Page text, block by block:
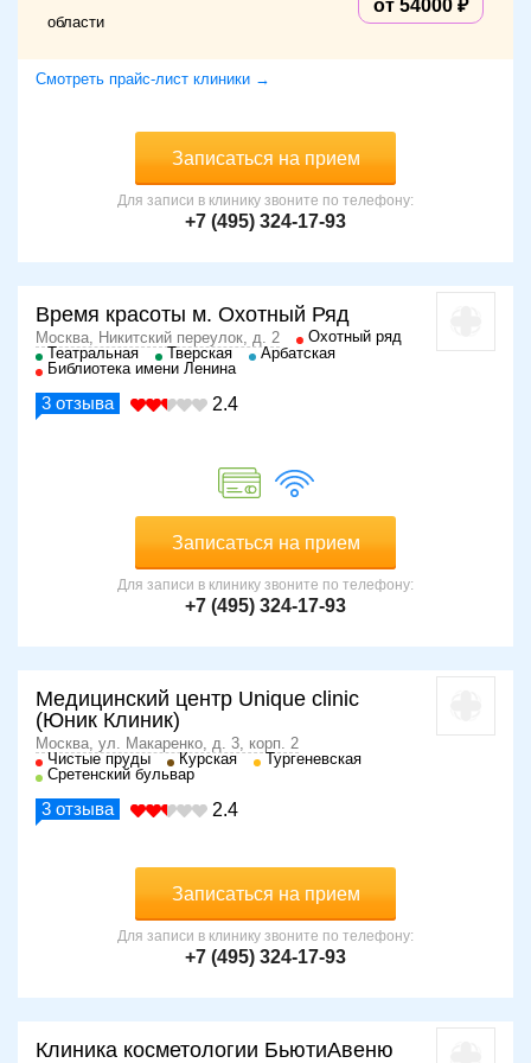
способствуют улучшению качества и омоложению кожи
нежным, увлажненным, в меньшей степени подвергается
Основные показания
Биоревитализация глаз показана при следующих
состояниях кожного покрова:
наличие мелких морщин;
темные круги под глазами;
нарушения пигментации.
Инъекции гиалуроновой кислоты могут также
травматичным косметологическим процедурам —
Как подготовиться к процедуре
Подготовка к курсу биоревитализации включает
обязательную консультацию врача-дерматокосметолога.
имеющихся косметических проблем. Уточнив наличие
противопоказаний, он делает вывод о возможности
назначения процедуры.
Не допускаются к процедуре беременные женщины, а
также лица с тяжелыми соматическими и
онкологическими заболеваниями, нарушением
препаратов-биоревитализаторов.
Особенности процедуры
области
от 54000
Смотреть прайс-лист клиники →
Записаться на прием
Для записи в клинику звоните по телефону:
+7 (495) 324-17-93
Время красоты м. Охотный Ряд
Москва, Никитский переулок, д. 2
Охотный ряд
Театральная
Тверская
Арбатская
Библиотека имени Ленина
3 отзыва 2.4
Записаться на прием
Для записи в клинику звоните по телефону:
+7 (495) 324-17-93
Медицинский центр Unique clinic
(Юник Клиник)
Москва, ул. Макаренко, д. 3, корп. 2
Чистые пруды
Курская
Тургеневская
Сретенский бульвар
3 отзыва 2.4
Записаться на прием
Для записи в клинику звоните по телефону:
+7 (495) 324-17-93
Клиника косметологии БьютиАвеню